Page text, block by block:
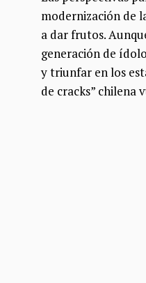
modernización de
a dar frutos.
generación de
y triunfar en los
de cracks” chilena